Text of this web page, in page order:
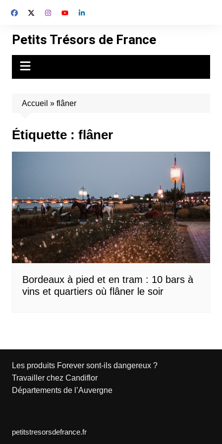
Petits Trésors de France
Accueil » flâner
Étiquette : flâner
Bordeaux à pied et en tram : 10 bars à
vins et quartiers où flâner le soir
Les produits Forever sont-ils dangereux ?
Travailler chez Candiflor
Départements de l’Auvergne
petitstresorsdefrance.fr